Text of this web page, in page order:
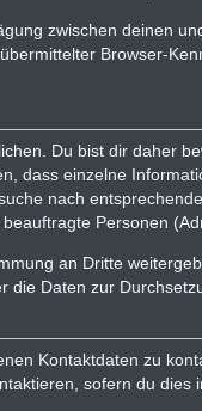
zwischen deinen
Browser-
Du bist dir daher
dass einzelne
nach
Personen
an Dritte
Daten zur
Kontaktdaten zu
sofern du dies